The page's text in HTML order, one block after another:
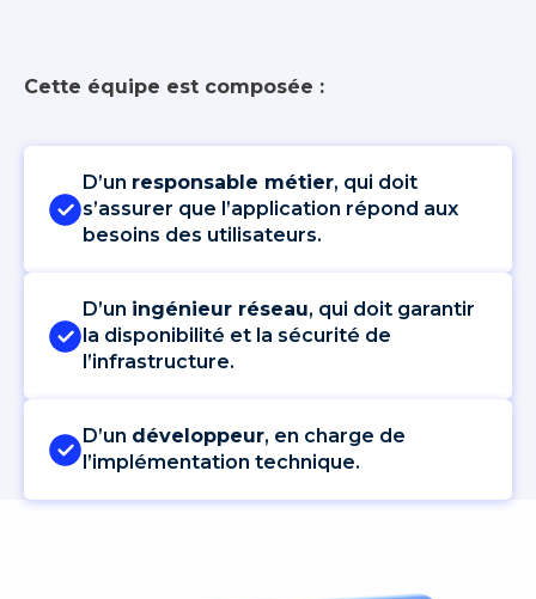
Cette équipe est composée :
D’un responsable métier, qui doit
s’assurer que l’application répond aux
besoins des utilisateurs.
D’un ingénieur réseau, qui doit garantir
la disponibilité et la sécurité de
l’infrastructure.
D’un développeur, en charge de
l’implémentation technique.